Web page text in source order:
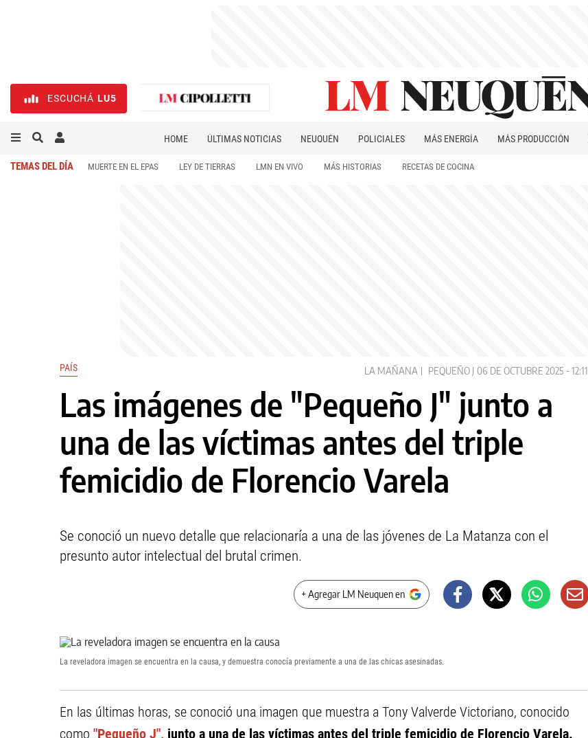
ESCUCHÁ LU5
HOME ÚLTIMAS NOTICIAS NEUQUÉN POLICIALES MÁS ENERGÍA MÁS PRODUCCIÓN
TEMAS DEL DÍA MUERTE EN EL EPAS LEY DE TIERRAS LMN EN VIVO MÁS HISTORIAS RECETAS DE COCINA
PAÍS LA MAÑANA PEQUEÑO J 06 DE OCTUBRE 2025 - 12:11
Las imágenes de "Pequeño J" junto a
una de las víctimas antes del triple
femicidio de Florencio Varela
Se conoció un nuevo detalle que relacionaría a una de las jóvenes de La Matanza con el
presunto autor intelectual del brutal crimen.
+ Agregar LM Neuquen en
La reveladora imagen se encuentra en la causa, y demuestra conocía previamente a una de las chicas asesinadas.
En las últimas horas, se conoció una imagen que muestra a Tony Valverde Victoriano, conocido
como "Pequeño J", junto a una de las víctimas antes del triple femicidio de Florencio Varela.